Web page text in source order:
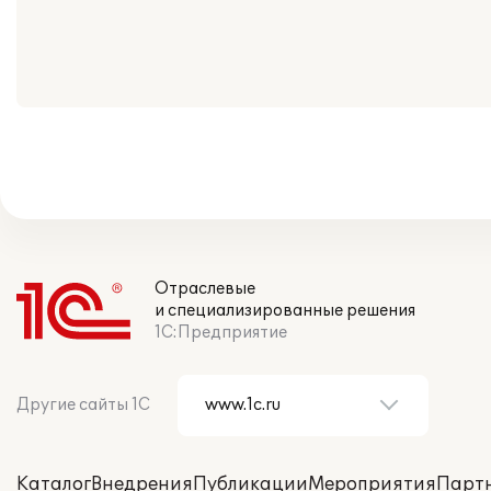
Отраслевые
и специализированные решения
1С:Предприятие
Другие сайты 1С
КаталогВнедренияПубликацииМероприятия